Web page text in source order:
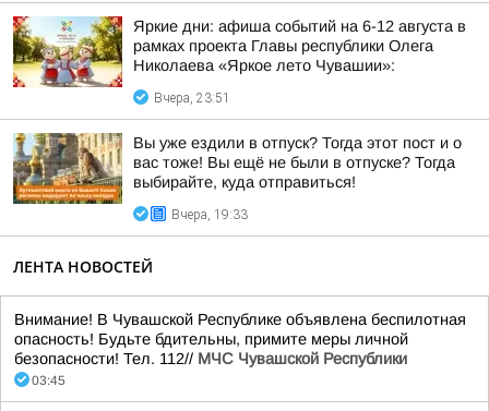
Яркие дни: афиша событий на 6-12 августа в
рамках проекта Главы республики Олега
Николаева «Яркое лето Чувашии»:
Вчера, 23:51
Вы уже ездили в отпуск? Тогда этот пост и о
вас тоже! Вы ещё не были в отпуске? Тогда
выбирайте, куда отправиться!
Вчера, 19:33
ЛЕНТА НОВОСТЕЙ
Внимание! В Чувашской Республике объявлена беспилотная
опасность! Будьте бдительны, примите меры личной
безопасности! Тел. 112// МЧС Чувашской Республики
03:45